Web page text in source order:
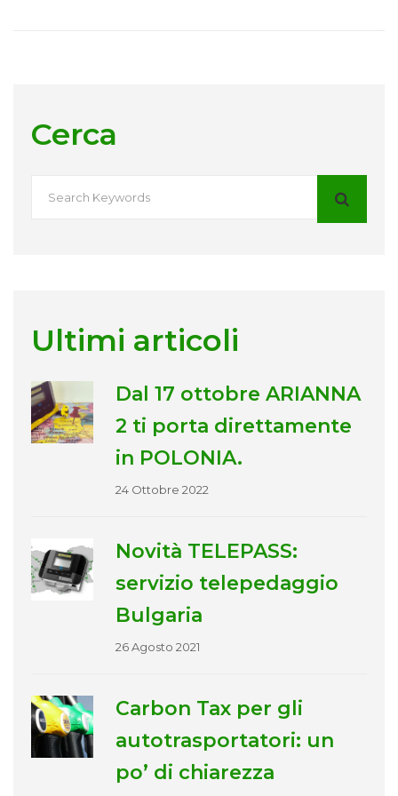
Cerca
Ultimi articoli
Dal 17 ottobre ARIANNA
2 ti porta direttamente
in POLONIA.
24 Ottobre 2022
Novità TELEPASS:
servizio telepedaggio
Bulgaria
26 Agosto 2021
Carbon Tax per gli
autotrasportatori: un
po’ di chiarezza